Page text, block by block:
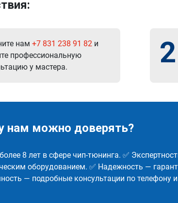
нам +7 831 238 91 82 и
профессиональную
у мастера.
2
нам можно доверять?
8 лет в сфере чип-тюнинга. ✅
оборудованием. ✅ Надежность —
— подробные консультации по телефону